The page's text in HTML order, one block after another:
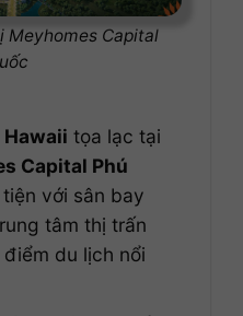
Meyhomes Capital
Hawaii tọa lạc tại
Capital Phú
với sân bay
tâm thị trấn
du lịch nổi